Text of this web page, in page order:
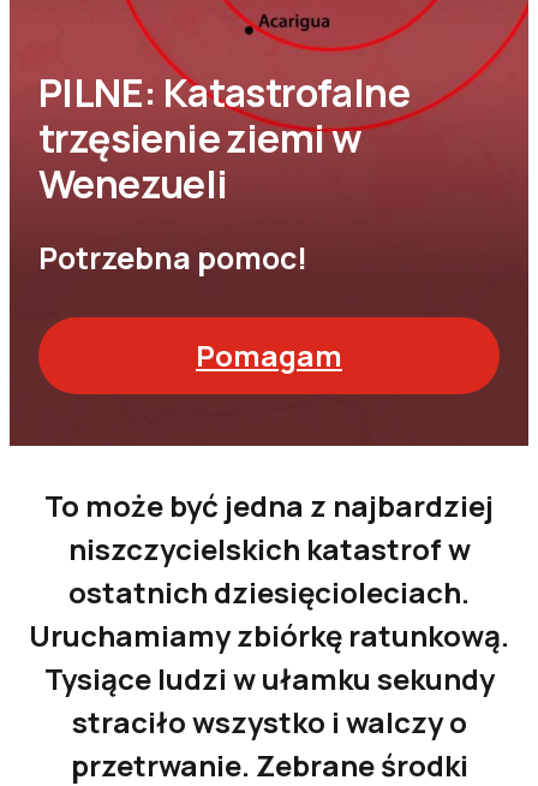
PILNE: Katastrofalne
trzęsienie ziemi w
Wenezueli
Potrzebna pomoc!
Pomagam
To może być jedna z najbardziej
niszczycielskich katastrof w
ostatnich dziesięcioleciach.
Uruchamiamy zbiórkę ratunkową.
Tysiące ludzi w ułamku sekundy
straciło wszystko i walczy o
przetrwanie. Zebrane środki